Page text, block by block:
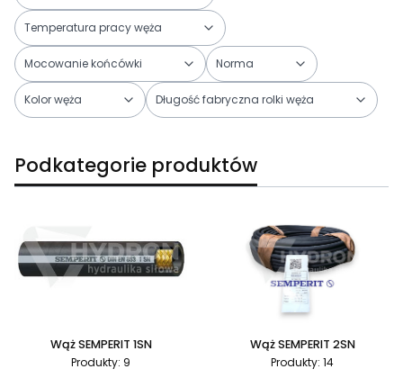
Temperatura pracy węża
Mocowanie końcówki Norma
Kolor węża Długość fabryczna rolki węża
Podkategorie produktów
Wąż SEMPERIT 1SN
Produkty: 9
Wąż SEMPERIT 2SN
Produkty: 14